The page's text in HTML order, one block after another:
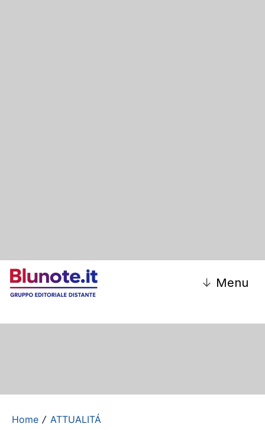
↓ Menu
Home / ATTUALITÁ